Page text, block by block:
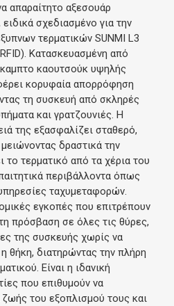
απαραίτητο αξεσουάρ
σχεδιασμένο για την
τερματικών SUNMI L3
Κατασκευασμένη από
καουτσούκ υψηλής
κορυφαία απορρόφηση
τη συσκευή από σκληρές
και γρατζουνιές. Η
της εξασφαλίζει σταθερό,
δραστικά την
το τερματικό από τα χέρια του
περιβάλλοντα όπως
ταχυμεταφορών.
εγκοπές που επιτρέπουν
πρόσβαση σε όλες τις θύρες,
της συσκευής χωρίς να
θήκη, διατηρώντας την πλήρη
Είναι η ιδανική
που επιθυμούν να
ζωής του εξοπλισμού τους και